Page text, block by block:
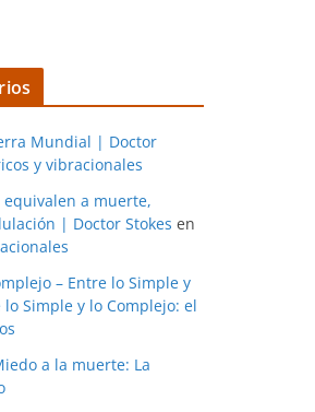
Mundial | Doctor
y vibracionales
a muerte,
| Doctor Stokes en
– Entre lo Simple y
lo Simple y lo Complejo: el
a la muerte: La